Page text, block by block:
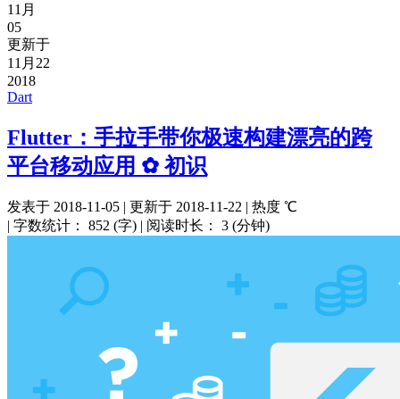
11月
05
更新于
11月22
2018
Dart
Flutter：手拉手带你极速构建漂亮的跨
平台移动应用 ✿ 初识
发表于 2018-11-05 | 更新于 2018-11-22 | 热度 ℃
| 字数统计： 852 (字) | 阅读时长： 3 (分钟)